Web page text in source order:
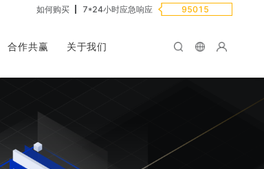
如何购买 7*24小时应急响应 95015
合作共赢 关于我们